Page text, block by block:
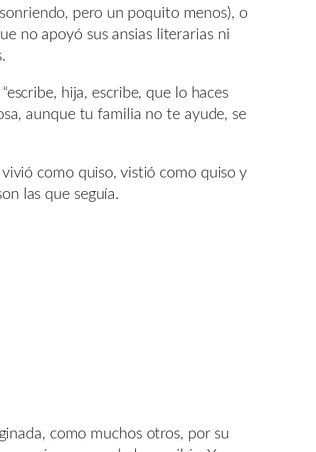
pero un poquito menos), o
no apoyó sus ansias literarias ni
hija, escribe, que lo haces
aunque tu familia no te ayude, se
como quiso, vistió como quiso y
las que seguía.
como muchos otros, por su